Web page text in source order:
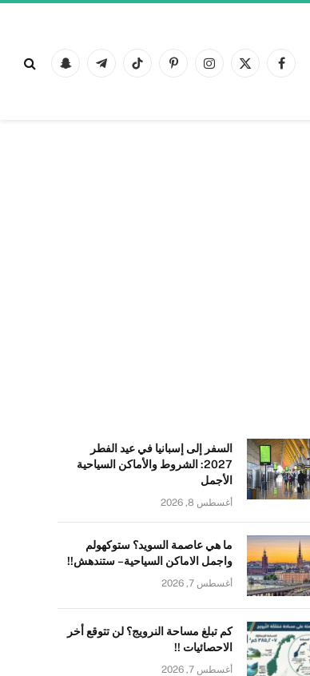
فيسبوكX
الانستغرامبينتيريستتيكتوك تيلقرام Snapchat
السفر إلى إسبانيا في عيد الفطر
2027: الشروط والأماكن السياحية
الأجمل
أغسطس 8, 2026
ما هي عاصمة السويد؟ ستوكهولم
واجمل الاماكن السياحية – ستندهش!!
أغسطس 7, 2026
كم تبلغ مساحة النرويج؟ لن تتوقع أخر
الاحصائيات !!
أغسطس 7, 2026